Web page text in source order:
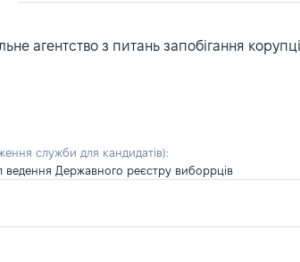
агентство з питань запобігання
служби для кандидатів):
ведення Державного реєстру виборрців